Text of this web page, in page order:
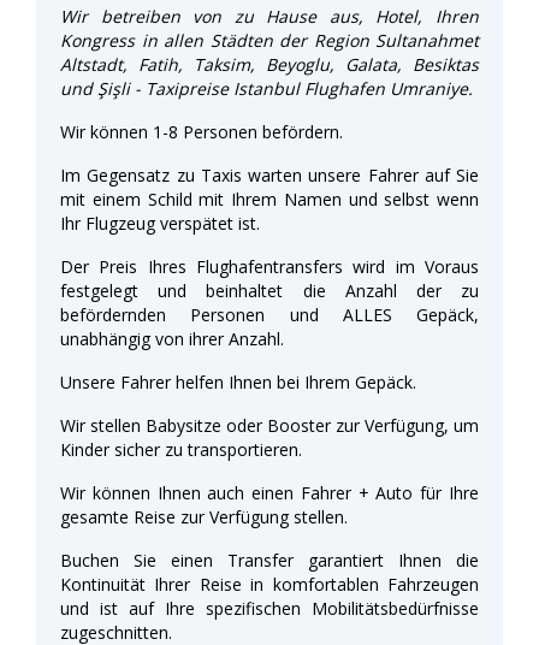
Wir betreiben von zu Hause aus, Hotel, Ihren
Kongress in allen Städten der Region Sultanahmet
Altstadt, Fatih, Taksim, Beyoglu, Galata, Besiktas
und Şişli - Taxipreise Istanbul Flughafen Umraniye.
Wir können 1-8 Personen befördern.
Im Gegensatz zu Taxis warten unsere Fahrer auf Sie
mit einem Schild mit Ihrem Namen und selbst wenn
Ihr Flugzeug verspätet ist.
Der Preis Ihres Flughafentransfers wird im Voraus
festgelegt und beinhaltet die Anzahl der zu
befördernden Personen und ALLES Gepäck,
unabhängig von ihrer Anzahl.
Unsere Fahrer helfen Ihnen bei Ihrem Gepäck.
Wir stellen Babysitze oder Booster zur Verfügung, um
Kinder sicher zu transportieren.
Wir können Ihnen auch einen Fahrer + Auto für Ihre
gesamte Reise zur Verfügung stellen.
Buchen Sie einen Transfer garantiert Ihnen die
Kontinuität Ihrer Reise in komfortablen Fahrzeugen
und ist auf Ihre spezifischen Mobilitätsbedürfnisse
zugeschnitten.